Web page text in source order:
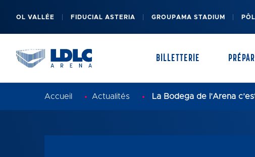
OL VALLÉE FIDUCIAL ASTERIA GROUPAMA STADIUM
BILLETTERIE
Accueil Actualités La Bodega de l’Arena